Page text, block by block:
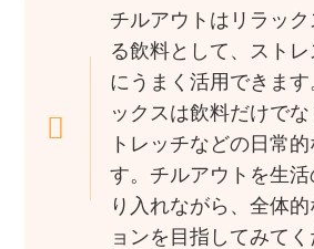
チルアウトはリラッ
る飲料として、スト
にうまく活用できま
ックスは飲料だけで
トレッチなどの日常
す。チルアウトを生
り入れながら、全体
ョンを目指してみてく